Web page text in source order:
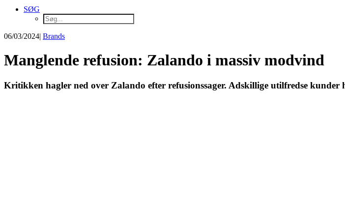
SØG
06/03/2024| Brands
Manglende refusion: Zalando i massiv modvind
Kritikken hagler ned over Zalando efter refusionssager. Adskillige utilfredse kunder